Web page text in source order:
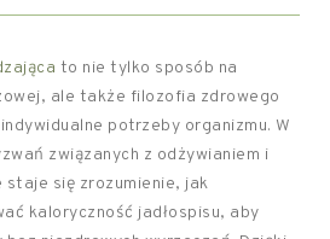
to nie tylko sposób na
ale także filozofia zdrowego
potrzeby organizmu. W
związanych z odżywianiem i
się zrozumienie, jak
kaloryczność jadłospisu, aby